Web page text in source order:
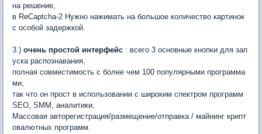
на решение,
в ReCaptcha-2 Нужно нажимать на большое количество картинок
с особой задержкой.
3.) очень простой интерфейс : всего 3 основные кнопки для зап
уска распознавания,
полная совместимость с более чем 100 популярными программа
ми,
так что он прост в использовании с широким спектром программ
SEO, SMM, аналитики,
Массовая авторегистрация/размещение/отправка / майнинг крипт
овалютных программ.